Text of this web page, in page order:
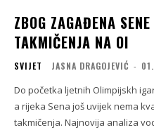
ZBOG ZAGAĐENA
TAKMIČENJA NA OI
SVIJET JASNA DRAGOJEVIĆ -
Do početka ljetnih Olimpijskh
a rijeka Sena još uvijek nema
takmičenja. Najnovija analiza